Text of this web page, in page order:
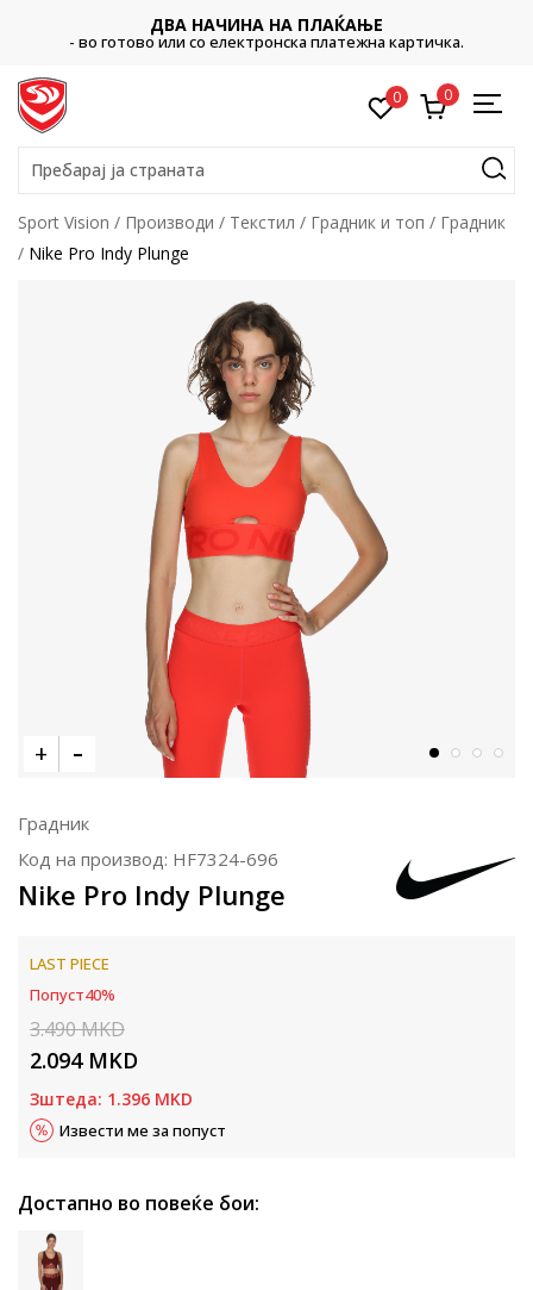
ДВА НАЧИНА НА ПЛАЌАЊЕ
- во готово или со електронска платежна картичка.
0 0
Пребарај ја страната
Sport Vision Производи Текстил Градник и топ
Градник
Nike Pro Indy Plunge
Градник
Код на производ: HF7324-696
Nike Pro Indy Plunge
LAST PIECE
Попуст40%
3.490MKD
2.094 MKD
Зштеда: 1.396 MKD
Извести ме за попуст
Достапно во повеќе бои: